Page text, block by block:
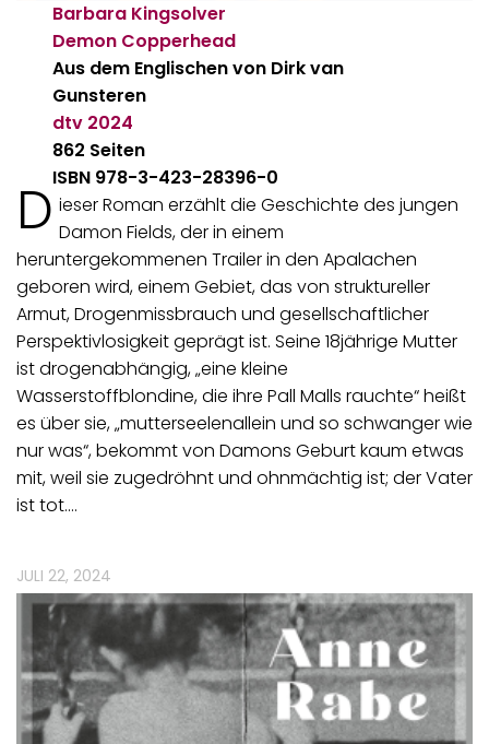
Barbara Kingsolver
Demon Copperhead
Aus dem Englischen von Dirk van
Gunsteren
dtv 2024
862 Seiten
ISBN 978-3-423-28396-0
D ieser Roman erzählt die Geschichte des jungen
Damon Fields, der in einem
heruntergekommenen Trailer in den Apalachen
geboren wird, einem Gebiet, das von struktureller
Armut, Drogenmissbrauch und gesellschaftlicher
Perspektivlosigkeit geprägt ist. Seine 18jährige Mutter
ist drogenabhängig, „eine kleine
Wasserstoffblondine, die ihre Pall Malls rauchte“ heißt
es über sie, „mutterseelenallein und so schwanger wie
nur was“, bekommt von Damons Geburt kaum etwas
mit, weil sie zugedröhnt und ohnmächtig ist; der Vater
ist tot.…
JULI 22, 2024